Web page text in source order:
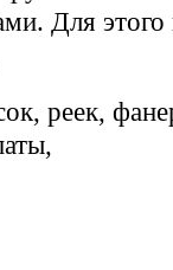
Для этого
реек,